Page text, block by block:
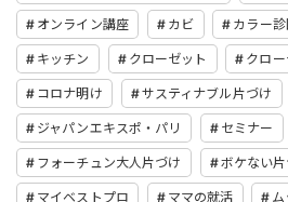
オンライン講座 カビ カラー
キッチン クローゼット クロ
コロナ明け サスティナブル片づけ
ジャパンエキスポ・パリ セミナー
フォーチュン大人片づけ ボケない片
マイベストプロ ママの就活